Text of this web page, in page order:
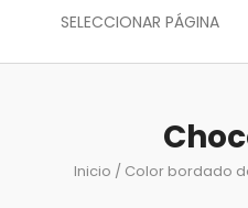
SELECCIONAR PÁGINA
Inicio / Color bordado